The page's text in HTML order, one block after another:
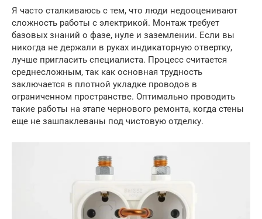
Я часто сталкиваюсь с тем, что люди недооценивают
сложность работы с электрикой. Монтаж требует
базовых знаний о фазе, нуле и заземлении. Если вы
никогда не держали в руках индикаторную отвертку,
лучше пригласить специалиста. Процесс считается
среднесложным, так как основная трудность
заключается в плотной укладке проводов в
ограниченном пространстве. Оптимально проводить
такие работы на этапе чернового ремонта, когда стены
еще не зашпаклеваны под чистовую отделку.